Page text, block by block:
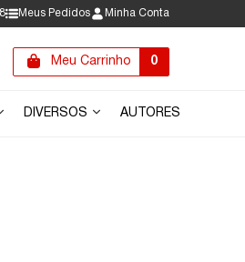
Meus Pedidos Minha Conta
Meu Carrinho 0
DIVERSOS AUTORES